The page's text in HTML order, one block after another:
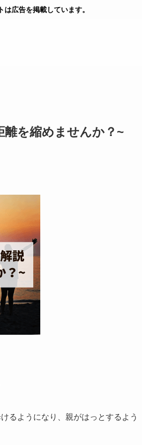
広告を掲載しています。
を縮めませんか？~
るようになり、親がはっとするよう